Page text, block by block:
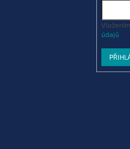
údajů